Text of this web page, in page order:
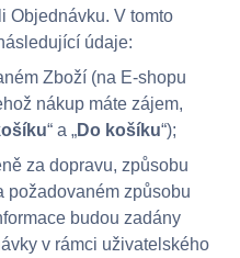
Objednávku. V tomto
údaje:
Zboží (na E-shopu
nákup máte zájem,
“ a „Do košíku“);
za dopravu, způsobu
požadovaném způsobu
budou zadány
v rámci uživatelského